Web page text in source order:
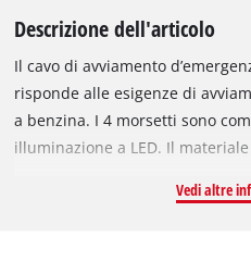
Descrizione dell'articolo
Il cavo di avviamento
risponde alle esigenze di
a benzina. I 4 morsetti sono
illuminazione a LED. Il
rame). Il sistema elettronico di
Vedi altre